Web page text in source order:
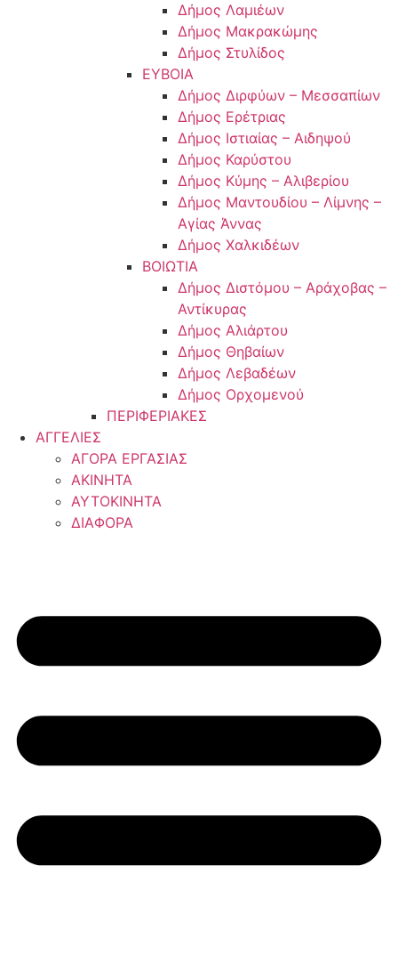
Δήμος Λαμιέων
Δήμος Μακρακώμης
Δήμος Στυλίδος
ΕΥΒΟΙΑ
Δήμος Διρφύων – Μεσσαπίων
Δήμος Ερέτριας
Δήμος Ιστιαίας – Αιδηψού
Δήμος Καρύστου
Δήμος Κύμης – Αλιβερίου
Δήμος Μαντουδίου – Λίμνης –
Αγίας Άννας
Δήμος Χαλκιδέων
ΒΟΙΩΤΙΑ
Δήμος Διστόμου – Αράχοβας –
Αντίκυρας
Δήμος Αλιάρτου
Δήμος Θηβαίων
Δήμος Λεβαδέων
Δήμος Ορχομενού
ΠΕΡΙΦΕΡΙΑΚΕΣ
ΑΓΓΕΛΙΕΣ
ΑΓΟΡΑ ΕΡΓΑΣΙΑΣ
ΑΚΙΝΗΤΑ
ΑΥΤΟΚΙΝΗΤΑ
ΔΙΑΦΟΡΑ